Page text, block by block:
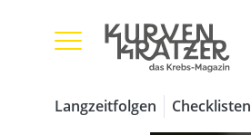
Langzeitfolgen Checklisten